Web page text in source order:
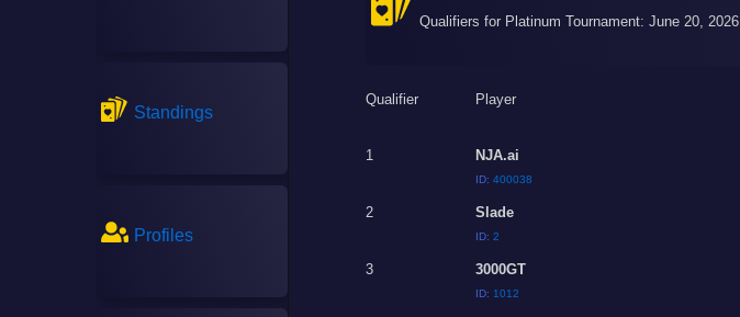
Standings
Profiles
Qualifiers for Platinum Tournament: June 20, 2026
Qualifier Player
1 NJA.ai
ID: 400038
2 Slade
ID: 2
3 3000GT
ID: 1012